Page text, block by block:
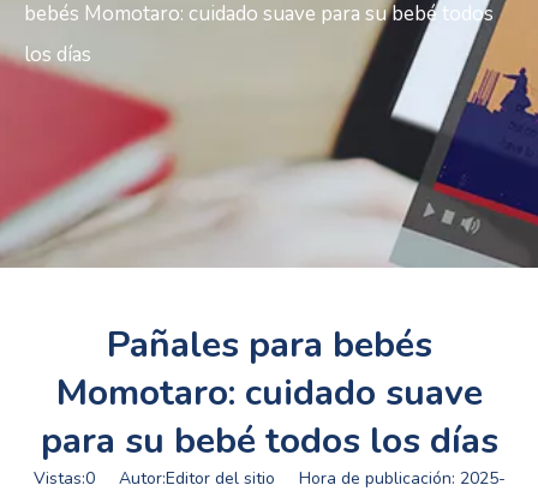
bebés Momotaro: cuidado suave para su bebé todos
los días
Pañales para bebés
Momotaro: cuidado suave
para su bebé todos los días
Vistas:0Autor:Editor del sitio Hora de publicación: 2025-